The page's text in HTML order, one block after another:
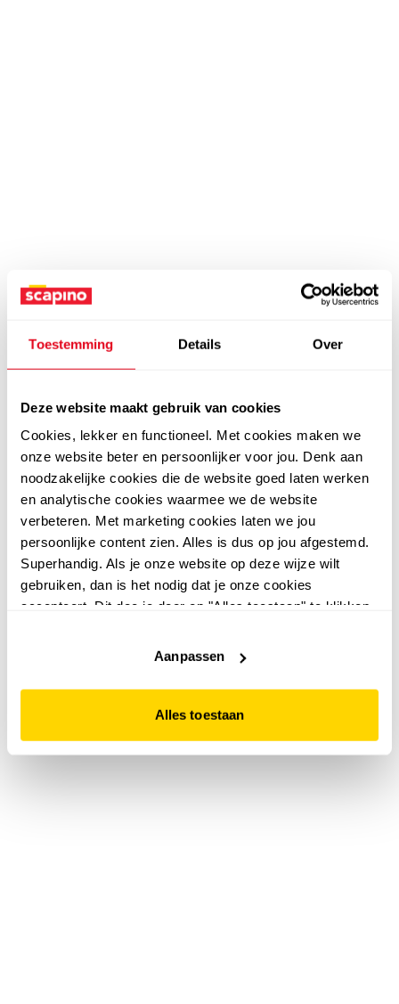
Toestemming Details Over
Deze website maakt gebruik van cookies
Cookies, lekker en functioneel. Met cookies maken we
onze website beter en persoonlijker voor jou. Denk aan
noodzakelijke cookies die de website goed laten werken
en analytische cookies waarmee we de website
verbeteren. Met marketing cookies laten we jou
persoonlijke content zien. Alles is dus op jou afgestemd.
Superhandig. Als je onze website op deze wijze wilt
gebruiken, dan is het nodig dat je onze cookies
accepteert. Dit doe je door op "Alles toestaan" te klikken.
website niet optimaal functioneert.
Aanpassen
Alles toestaan